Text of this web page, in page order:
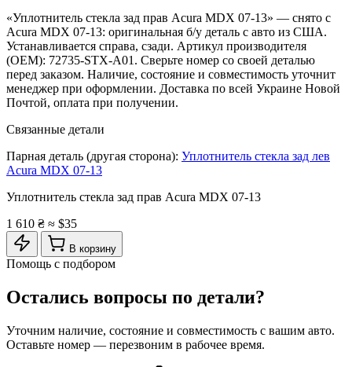
«Уплотнитель стекла зад прав Acura MDX 07-13» — снято с
Acura MDX 07-13: оригинальная б/у деталь с авто из США.
Устанавливается справа, сзади. Артикул производителя
(OEM): 72735-STX-A01. Сверьте номер со своей деталью
перед заказом. Наличие, состояние и совместимость уточнит
менеджер при оформлении. Доставка по всей Украине Новой
Почтой, оплата при получении.
Связанные детали
Парная деталь (другая сторона): Уплотнитель стекла зад лев
Acura MDX 07-13
Уплотнитель стекла зад прав Acura MDX 07-13
1 610 ₴ ≈ $35
В корзину
Помощь с подбором
Остались вопросы по детали?
Уточним наличие, состояние и совместимость с вашим авто.
Оставьте номер — перезвоним в рабочее время.